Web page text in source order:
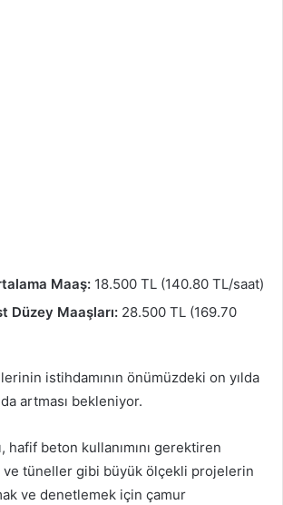
Maaş: 18.500 TL (140.80 TL/saat)
Düzey Maaşları: 28.500 TL (169.70
istihdamının önümüzdeki on yılda
artması bekleniyor.
hafif beton kullanımını gerektiren
ve tüneller gibi büyük ölçekli projelerin
ve denetlemek için çamur